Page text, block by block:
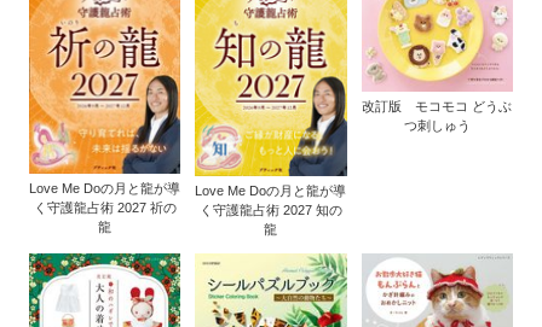
Love Me Doの月と龍が導
く守護龍占術 2027 祈の
龍
Love Me Doの月と龍が導
く守護龍占術 2027 知の
龍
改訂版 モコモコ どうぶ
つ刺しゅう